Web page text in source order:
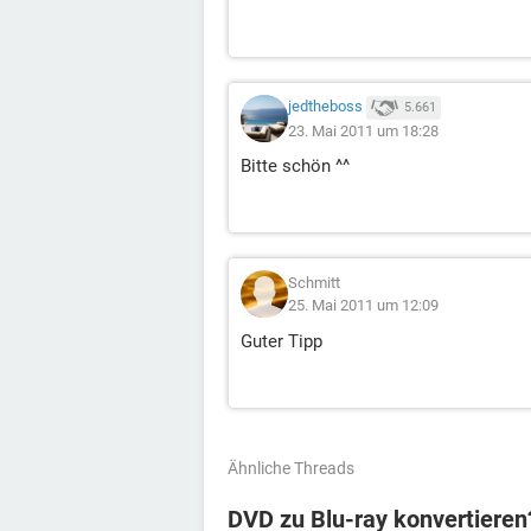
jedtheboss 5.661
23. Mai 2011 um 18:28
Bitte schön ^^
Schmitt
25. Mai 2011 um 12:09
Guter Tipp
Ähnliche Threads
DVD zu Blu-ray